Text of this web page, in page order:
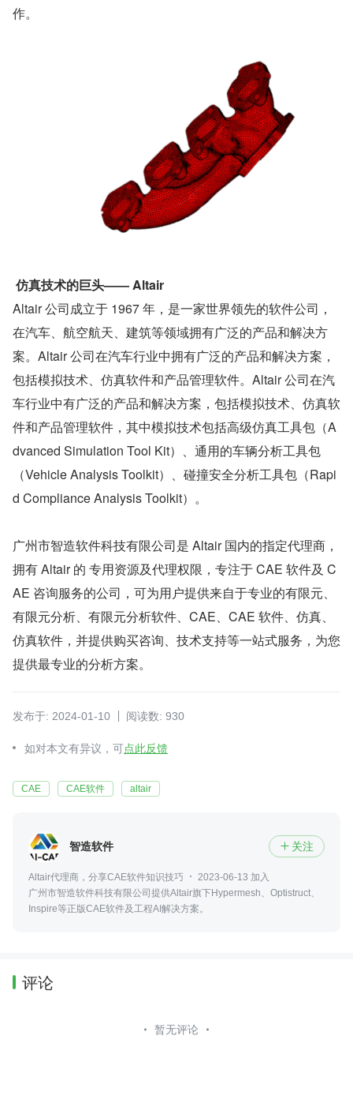
作。
仿真技术的巨头—— Altair
Altair 公司成立于 1967 年，是一家世界领先的软件公司，
在汽车、航空航天、建筑等领域拥有广泛的产品和解决方
案。Altair 公司在汽车行业中拥有广泛的产品和解决方案，
包括模拟技术、仿真软件和产品管理软件。Altair 公司在汽
车行业中有广泛的产品和解决方案，包括模拟技术、仿真软
件和产品管理软件，其中模拟技术包括高级仿真工具包（A
dvanced Simulation Tool Kit）、通用的车辆分析工具包
（Vehicle Analysis Toolkit）、碰撞安全分析工具包（Rapi
d Compliance Analysis Toolkit）。
广州市智造软件科技有限公司是 Altair 国内的指定代理商，
拥有 Altair 的 专用资源及代理权限，专注于 CAE 软件及 C
AE 咨询服务的公司，可为用户提供来自于专业的有限元、
有限元分析、有限元分析软件、CAE、CAE 软件、仿真、
仿真软件，并提供购买咨询、技术支持等一站式服务，为您
提供最专业的分析方案。
发布于: 2024-01-10 阅读数: 930
如对本文有异议，可点此反馈
CAE CAE软件 altair
智造软件  关注
Altair代理商，分享CAE软件知识技巧
2023-06-13 加入
广州市智造软件科技有限公司提供Altair旗下Hypermesh、Optistruct、
Inspire等正版CAE软件及工程AI解决方案。
评论
暂无评论